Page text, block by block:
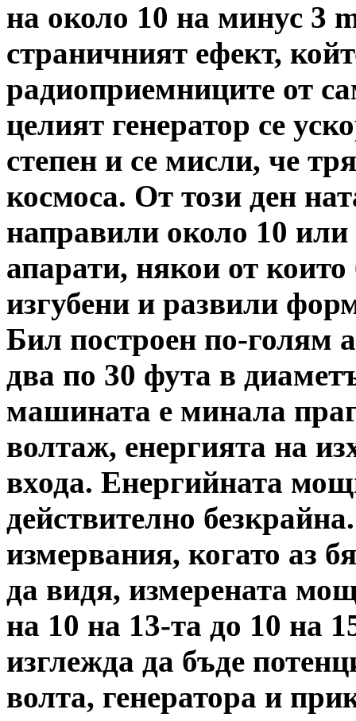
на около 10 на минус 3
страничният ефект,
радиоприемниците от
целият генератор се
степен и се мисли, че
космоса. От този ден
направили около 10
апарати, някои от
изгубени и развили
Бил построен по-голям
два по 30 фута в
машината е минала
волтаж, енергията на
входа. Енергийната
действително
измервания, когато аз
да видя, измерената
на 10 на 13-та до 10 на
изглежда да бъде
волта, генератора и